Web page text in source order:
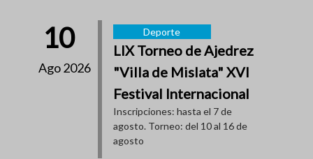
10
Ago 2026
Deporte
LIX Torneo de Ajedrez
"Villa de Mislata" XVI
Festival Internacional
Inscripciones: hasta el 7 de
agosto. Torneo: del 10 al 16 de
agosto